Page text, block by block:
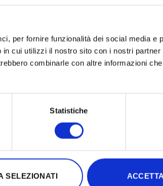
per fornire funzionalità dei social media e
cui utilizzi il nostro sito con i nostri
combinarle con altre informazioni
Statistiche
SELEZIONATI
of the frame.